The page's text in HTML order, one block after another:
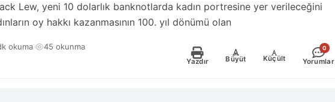
Lew, yeni 10 dolarlık banknotlarda kadın portresine yer verileceğini
oy hakkı kazanmasının 100. yıl dönümü olan
okuma· 45 okunma
Yazdır
+
Büyüt
-
Küçült
0
Yorumlar